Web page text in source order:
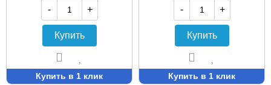
-
+
Купить
Купить в 1 клик
-
+
Купить
Купить в 1 клик